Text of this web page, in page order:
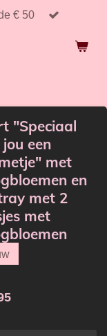
€ 50
"Speciaal
een
met
en
met 2
met